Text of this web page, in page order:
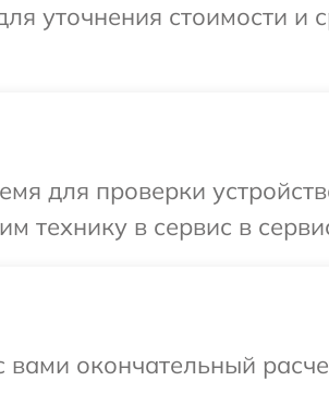
уточнения стоимости и
для проверки
технику в сервис в
окончательный